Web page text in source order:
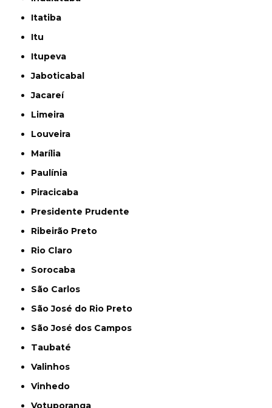
Itatiba
Itu
Itupeva
Jaboticabal
Jacareí
Limeira
Louveira
Marília
Paulínia
Piracicaba
Presidente Prudente
Ribeirão Preto
Rio Claro
Sorocaba
São Carlos
São José do Rio Preto
São José dos Campos
Taubaté
Valinhos
Vinhedo